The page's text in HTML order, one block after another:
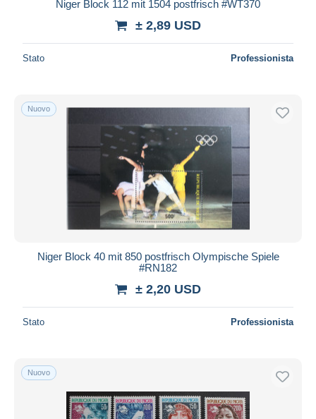
Niger Block 112 mit 1504 postfrisch #WT370
± 2,89 USD
Stato Professionista
Nuovo
Niger Block 40 mit 850 postfrisch Olympische Spiele
#RN182
± 2,20 USD
Stato Professionista
Nuovo